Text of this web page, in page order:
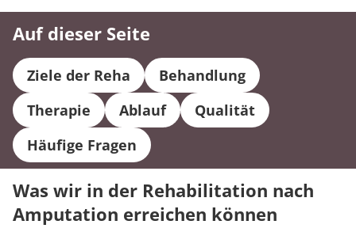
Auf dieser Seite
Ziele der Reha
Behandlung
Therapie
Ablauf
Qualität
Häufige Fragen
Was wir in der Rehabilitation nach
Amputation erreichen können